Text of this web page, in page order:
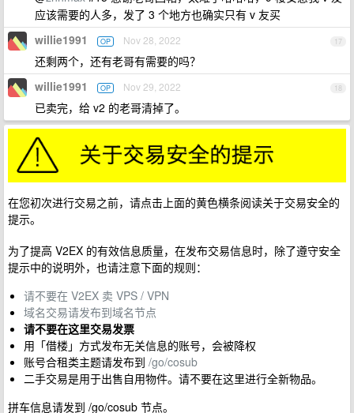
应该需要的人多，发了 3 个地方也确实只有 v 友买
17
willie1991 OP Nov 28, 2022
还剩两个，还有老哥有需要的吗？
18
willie1991 OP Nov 29, 2022
已卖完，给 v2 的老哥清掉了。
在您初次进行交易之前，请点击上面的黄色横条阅读关于交易安全的
提示。
为了提高 V2EX 的有效信息质量，在发布交易信息时，除了遵守安全
提示中的说明外，也请注意下面的规则：
请不要在 V2EX 卖 VPS / VPN
域名交易请发布到域名节点
请不要在这里交易发票
用「借楼」方式发布无关信息的账号，会被降权
账号合租类主题请发布到 /go/cosub
二手交易是用于出售自用物件。请不要在这里进行全新物品。
拼车信息请发到 /go/cosub 节点。